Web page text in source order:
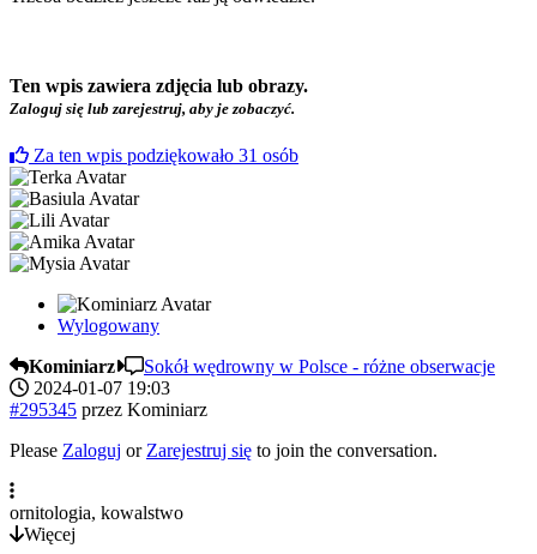
Ten wpis zawiera zdjęcia lub obrazy.
Zaloguj się lub zarejestruj, aby je zobaczyć.
Za ten wpis podziękowało 31 osób
Wylogowany
Kominiarz
Sokół wędrowny w Polsce - różne obserwacje
2024-01-07 19:03
#295345 przez Kominiarz
Please Zaloguj or Zarejestruj się to join the conversation.
ornitologia, kowalstwo
Więcej